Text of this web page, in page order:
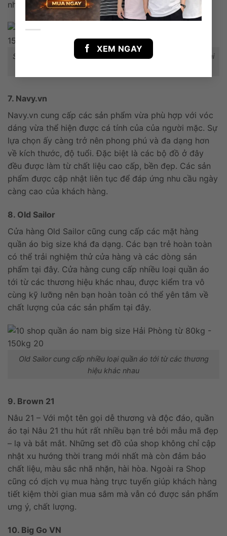
XEM NGAY
nhiều khách hàng.
Shop Hiếu Hường chuyên hàng VNXK có nhiều các các loại
7. Navy.vn
Navy.vn cung cấp các sản phẩm vừa phù hợp với vóc
dáng vừa thể hiện được cá tính của của người mặc. Sự
lựa chọn ấy càng trở nên phong phú và đa dạng hơn
về kích thước, độ tuổi. Đặc biệt là các bộ đồ ở đây
đều được làm từ chất liệu cao cấp, bền đẹp. Các sản
phẩm được cập nhật liên tục để đáp ứng nhu cầu ngày
càng cao của khách hàng.
8. Old Sailor
Cửa hàng Old Sailor cũng cung cấp các mặt hàng
quần áo big size khá đa dạng. Các bạn trẻ hoàn toàn
có thể trải nghiệm thử cửa hàng và các dòng sản
phẩm tại đây. Cửa hàng cung cấp nhiều loại quần áo
tới từ các thương hiệu khác nhau, được kiểm tra vô
cùng kỹ lưỡng nên bạn hoàn toàn có thể yên tâm về
chất lượng của các sản phẩm tại đây.
Old Sailor cung cấp nhiều loại quần áo tới từ các thương
hiệu khác nhau
9. Brown 21
Nâu 21 – Với một tên gọi dễ thương và độc đáo, quần
áo tại Nâu 21 thu hút rất nhiều bạn trẻ bởi mẫu mã đẹp
– lạ và bắt mắt. Những set đồ của shop không chỉ cập
nhật xu hướng thời trang mới nhất mà còn đảm bảo
chất liệu, màu sắc nhã nhặn, hài hòa. Ngoài ra Shop
cũng có dịch vụ mua hàng trực tuyến giúp khách hàng
tiết kiệm thời gian mua sắm mà vẫn có được sản phẩm
ưng ý, chất lượng.
10. Big Go VN